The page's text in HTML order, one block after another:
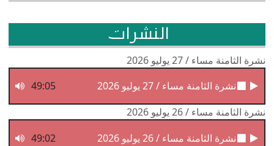
النشرات
نشرة الثامنة مساء / 27 يوليو 2026
نشرة الثامنة مساء / 27 يوليو 2026
49:05
نشرة الثامنة مساء / 26 يوليو 2026
نشرة الثامنة مساء / 26 يوليو 2026
49:02